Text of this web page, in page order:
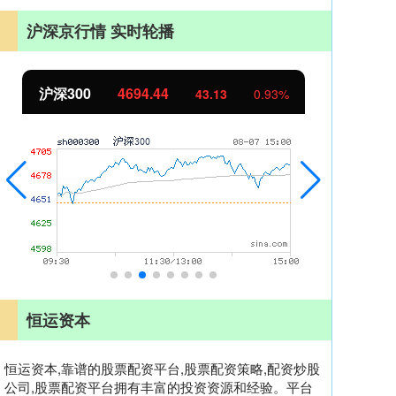
沪深京行情 实时轮播
沪深300 4694.44 43.13 0.93%
恒运资本
恒运资本,靠谱的股票配资平台,股票配资策略,配资炒股
公司,股票配资平台拥有丰富的投资资源和经验。平台